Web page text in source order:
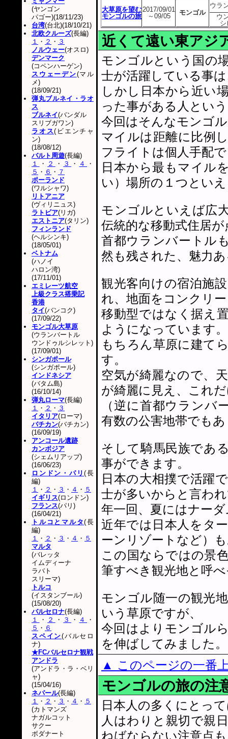
大草原を望む
モンゴルの旅
2017/09/01
～09/05
モンゴル
ウラ
ウ
シ
近くて遠い東アジ
モンゴルという国の
士が活躍している事
しかし日本から近い
った事がある人とい
今回はそんなモンゴ
マイルは距離に比例
フライトは個人手配
日本から最もマイル
い）場所の１つとい
モンゴルといえば広
伝統的な移動式住居
首都ウランバートル
然も残された、魅力
観光客向けの宿泊施
れ、地面をコンクリ
移動型ではなく据え
ようになっています。
もちろん草原に建て
す。
空気が綺麗なので、
が綺麗に見え、これ
（逆に首都ウランバ
有数の公害地帯でも
そして騎馬民族であ
事ができます。
日本の大相撲で活躍
士が多いからと言わ
年一回、夏にはナー
近年では日本人をタ
ーンリゾートなど）
この国ならではの景
筆すべき観光地と呼
モンゴル随一の観光
いう草原ですが、
今回はよりモンゴル
を伸ばしてみました。
▲ このページの一番
モンゴルの旅の注
日本人の多くにとっ
人はわりと親切で親
ねばならない注意点
(ヤンゴン
パゴー)(18/11/23)
台湾(台北)(18/10/21)
北欧クルーズ(長編)
１ ・ ２ ・ ３
ノルウェー(オスロ)
デンマーク
(コペンハーゲン)
スウェーデン(マル
メ)
(18/09/21)
弾丸ブルネイ・ラオ
ス
ブルネイ(バンダル
スリブガワン)
ラオス(ビエンチャ
ン)
(18/08/12)
バルト周遊(長編)
１
・ ２ ・ ３ ・ ４
・
５ ・ ６ ・ ７
ポーランド
(ワルシャワ)
リトアニア
(ヴィリニュス)
ラトビア(リガ)
エストニア(タリン)
フィンランド
(ヘルシンキ)
(18/05/01)
ベトナム
(ハノイ
ハロン湾)
(17/11/01)
エミレーツ航空
上級クラス搭乗記
香港
タイ(バンコク)
(17/09/22)
モンゴル大草原
(ウランバートル
ウンドゥルシレット)
(17/09/01)
シンガポール
(シンガポール)
インドネシア
(バタム島)
(16/10/14)
弾丸ローマ(長編)
１ ・ ２ ・ ３
イタリア(ローマ)
バチカン(バチカン)
(16/09/19)
アンコール遺跡
カンボジア
(シェムリアップ)
(16/06/23)
ロンドン・パリ(長
編)
１ ・ ２ ・ ３ ・ ４ ・ ５
イギリス(ロンドン)
フランス(パリ)
(16/04/21)
トルコとマルタ(長
編)
１ ・ ２ ・ ３ ・ ４ ・ ５
マルタ
(バレッタ
イムディーナ
ラバト
スリーマ)
トルコ
(イスタンブール)
(15/08/20)
バルセロナ(長編)
１
・ ２ ・ ３ ・ ４
・
５ ・ ６
スペイン(バルセロ
ナ)
★FCバルセロナ観戦
アンドラ
(アンドラ・ラ・ベリ
ャ)
(15/04/16)
ネパール(長編)
１ ・ ２ ・ ３ ・ ４ ・ ５
(カトマンズ
ナガルコット
サクー
ボダナート